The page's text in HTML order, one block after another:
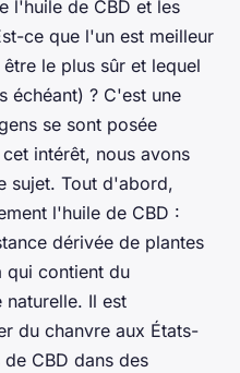
l'huile de CBD et les
ce que l'un est meilleur
le plus sûr et lequel
échéant) ? C'est une
se sont posée
intérêt, nous avons
sujet. Tout d'abord,
l'huile de CBD :
dérivée de plantes
qui contient du
Il est
du chanvre aux États-
CBD dans des